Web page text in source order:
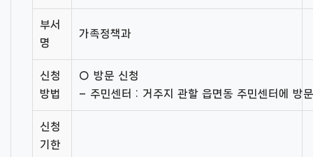
부서
명
가족정책과
신청
방법
○ 방문 신청
– 주민센터 : 거주지 관할 읍면동 주민센터에 방
신청
기한